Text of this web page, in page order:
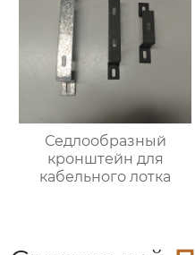
Седлообразный
кронштейн для
кабельного лотка